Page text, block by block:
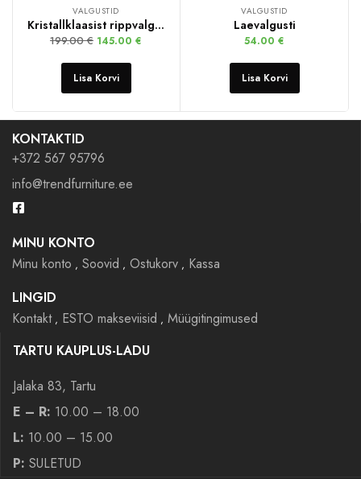
VALGUSTID
Kristallklaasist rippvalgusti
199.00€ 145.00 €
Lisa Korvi
VALGUSTID
Laevalgusti
54.00 €
Lisa Korvi
KONTAKTID
+372 567 95796
info@trendfurniture.ee
MINU KONTO
Minu konto
Soovid Ostukorv
Kassa
LINGID
Kontakt
ESTO makseviisid
Müügitingimused
TARTU KAUPLUS-LADU
Jalaka 83, Tartu
E – R: 10.00 – 18.00
L: 10.00 – 15.00
P: SULETUD